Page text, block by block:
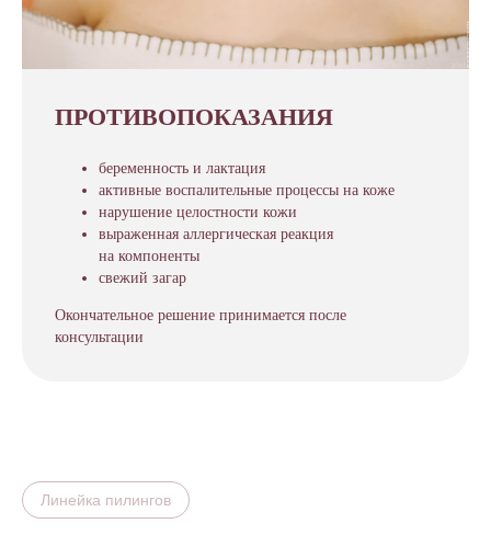
ПРОТИВОПОКАЗАНИЯ
беременность и лактация
активные воспалительные процессы на коже
нарушение целостности кожи
выраженная аллергическая реакция
на компоненты
свежий загар
Окончательное решение принимается после
консультации
Линейка пилингов